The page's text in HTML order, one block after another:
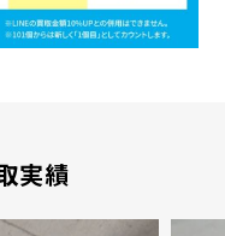
実績